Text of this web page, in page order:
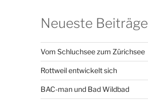
Neueste Beiträge
Vom Schluchsee zum Zürichsee
Rottweil entwickelt sich
BAC-man und Bad Wildbad